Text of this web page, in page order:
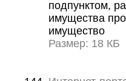
подпунктом,
имущества
имущество
Размер: 18 КБ